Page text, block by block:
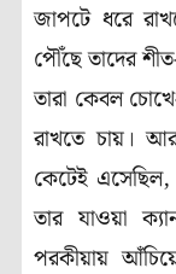
জাপটে ধরে
পৌঁছে তাদের
তারা কেবল
রাখতে চায়। আর
কেটেই এসেছিল,
তার যাওয়া
পরকীয়ায়